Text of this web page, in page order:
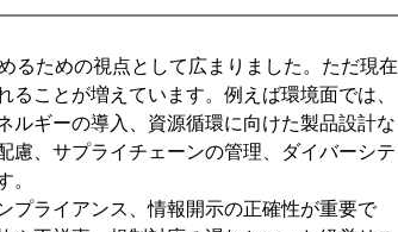
るための視点として広まりました。ただ現在
ことが増えています。例えば環境面では、
ルギーの導入、資源循環に向けた製品設計な
慮、サプライチェーンの管理、ダイバーシテ
。
プライアンス、情報開示の正確性が重要で